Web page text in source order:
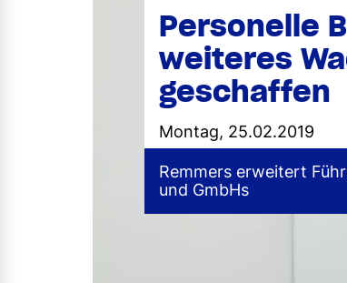
Personelle
weiteres
geschaffen
Montag, 25.02.2019
Remmers erweitert
und GmbHs